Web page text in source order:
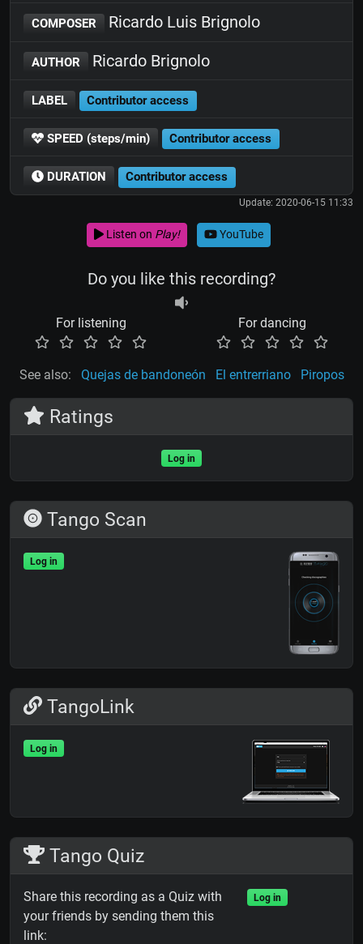
COMPOSER Ricardo Luis Brignolo
AUTHOR Ricardo Brignolo
LABEL Contributor access
SPEED (steps/min) Contributor access
DURATION Contributor access
Update: 2020-06-15 11:33
Listen on Play! YouTube
Do you like this recording?
For listening For dancing
See also: Quejas de bandoneón El entrerriano Piropos
Ratings
Log in
Tango Scan
Log in
TangoLink
Log in
Tango Quiz
Share this recording as a Quiz with
your friends by sending them this
link:
Log in